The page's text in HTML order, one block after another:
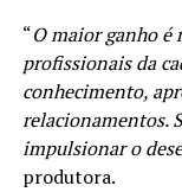
“O maior ganho é
profissionais da
conhecimento,
relacionamentos.
impulsionar o
produtora.